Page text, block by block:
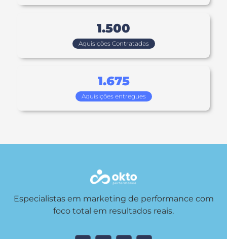
1.500
Aquisições Contratadas
1.675
Aquisições entregues
Especialistas em marketing de performance com
foco total em resultados reais.